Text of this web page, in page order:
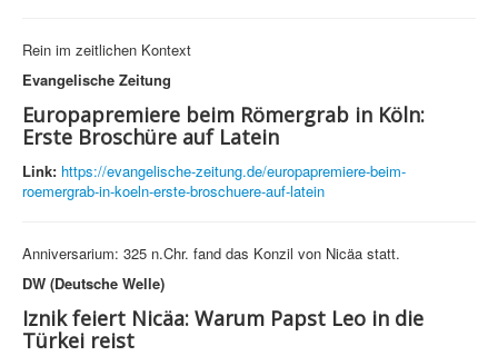
Rein im zeitlichen Kontext
Evangelische Zeitung
Europapremiere beim Römergrab in Köln:
Erste Broschüre auf Latein
Link: https://evangelische-zeitung.de/europapremiere-beim-
roemergrab-in-koeln-erste-broschuere-auf-latein
Anniversarium: 325 n.Chr. fand das Konzil von Nicäa statt.
DW (Deutsche Welle)
Iznik feiert Nicäa: Warum Papst Leo in die
Türkei reist